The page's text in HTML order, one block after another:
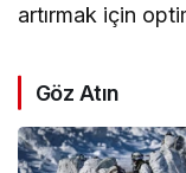
artırmak için
Göz Atın